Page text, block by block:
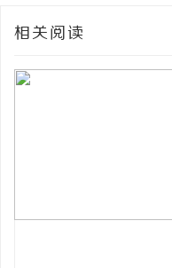
相关阅读